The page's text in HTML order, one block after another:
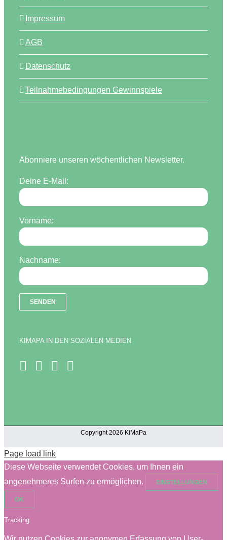
Impressum
AGB
Datenschutz
Teilnahmebedingungen Gewinnspiele
Abonniere unseren wöchentlichen Newsletter.
Deine E-Mail:
Vorname:
Nachname:
KIMAPA IN DEN SOZIALEN MEDIEN
Copyright 2026 KiMaPa
Page load link
Diese Webseite verwendet Cookies, um Ihnen ein
angenehmeres Surfen zu ermöglichen.
EINSTELLUNGEN
OK
Tracking